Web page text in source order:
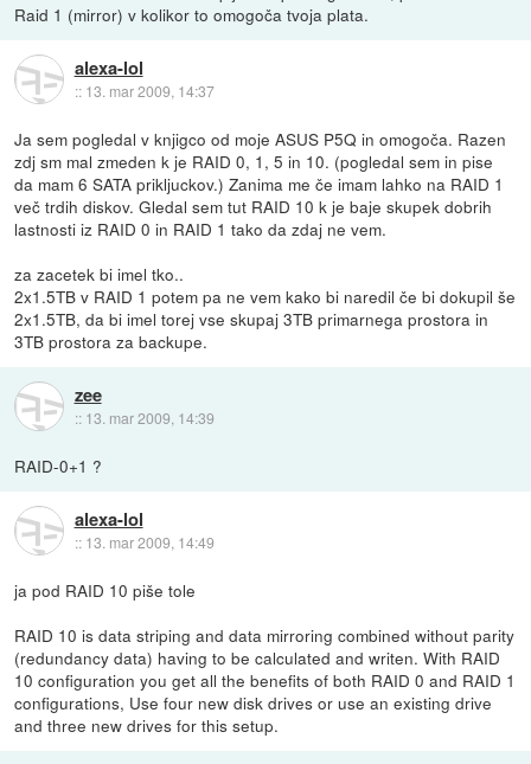
Raid 1 (mirror) v kolikor to omogoča tvoja plata.
alexa-lol
:: 13. mar 2009, 14:37
Ja sem pogledal v knjigco od moje ASUS P5Q in omogoča. Razen
zdj sm mal zmeden k je RAID 0, 1, 5 in 10. (pogledal sem in pise
da mam 6 SATA prikljuckov.) Zanima me če imam lahko na RAID 1
več trdih diskov. Gledal sem tut RAID 10 k je baje skupek dobrih
lastnosti iz RAID 0 in RAID 1 tako da zdaj ne vem.
za zacetek bi imel tko..
2x1.5TB v RAID 1 potem pa ne vem kako bi naredil če bi dokupil še
2x1.5TB, da bi imel torej vse skupaj 3TB primarnega prostora in
3TB prostora za backupe.
zee
:: 13. mar 2009, 14:39
RAID-0+1 ?
alexa-lol
:: 13. mar 2009, 14:49
ja pod RAID 10 piše tole
RAID 10 is data striping and data mirroring combined without parity
(redundancy data) having to be calculated and writen. With RAID
10 configuration you get all the benefits of both RAID 0 and RAID 1
configurations, Use four new disk drives or use an existing drive
and three new drives for this setup.